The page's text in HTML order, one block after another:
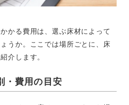
かる費用は、選ぶ床材によって
うか。ここでは場所ごとに、床
介します。
・費用の目安